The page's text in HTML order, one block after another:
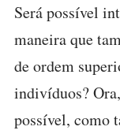
Será possível
maneira que
de ordem
indivíduos?
possível, como